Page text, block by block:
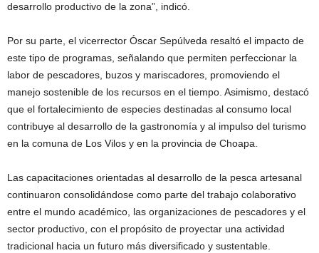
desarrollo productivo de la zona”, indicó.
Por su parte, el vicerrector Óscar Sepúlveda resaltó el impacto de
este tipo de programas, señalando que permiten perfeccionar la
labor de pescadores, buzos y mariscadores, promoviendo el
manejo sostenible de los recursos en el tiempo. Asimismo, destacó
que el fortalecimiento de especies destinadas al consumo local
contribuye al desarrollo de la gastronomía y al impulso del turismo
en la comuna de Los Vilos y en la provincia de Choapa.
Las capacitaciones orientadas al desarrollo de la pesca artesanal
continuaron consolidándose como parte del trabajo colaborativo
entre el mundo académico, las organizaciones de pescadores y el
sector productivo, con el propósito de proyectar una actividad
tradicional hacia un futuro más diversificado y sustentable.